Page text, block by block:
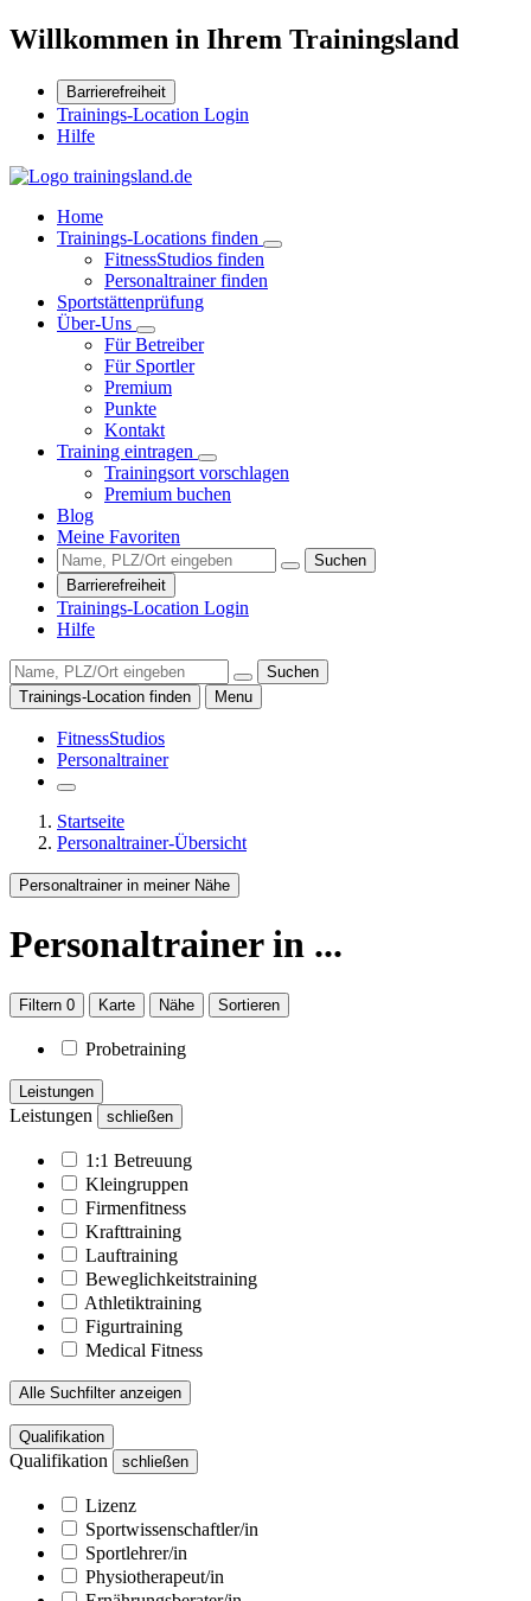
Willkommen in Ihrem Trainingsland
Barrierefreiheit
Trainings-Location Login
Hilfe
Home
Trainings-Locations finden
FitnessStudios finden
Personaltrainer finden
Sportstättenprüfung
Über-Uns
Für Betreiber
Für Sportler
Premium
Punkte
Kontakt
Training eintragen
Trainingsort vorschlagen
Premium buchen
Blog
Meine Favoriten
Suchen
Barrierefreiheit
Trainings-Location Login
Hilfe
Suchen
Trainings-Location finden
Menu
FitnessStudios
Personaltrainer
Startseite
Personaltrainer-Übersicht
Personaltrainer in meiner Nähe
Personaltrainer in ...
Filtern 0 Karte Nähe Sortieren
Probetraining
Leistungen
Leistungen schließen
1:1 Betreuung
Kleingruppen
Firmenfitness
Krafttraining
Lauftraining
Beweglichkeitstraining
Athletiktraining
Figurtraining
Medical Fitness
Alle Suchfilter anzeigen
Qualifikation
Qualifikation schließen
Lizenz
Sportwissenschaftler/in
Sportlehrer/in
Physiotherapeut/in